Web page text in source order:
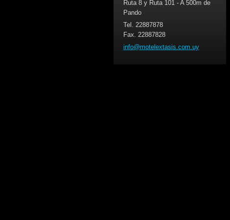
Ruta 8 y Ruta 101 - A 500m de
Pando
Tel. 22887878
Fax. 22887828
info@motelextasis.com.uy